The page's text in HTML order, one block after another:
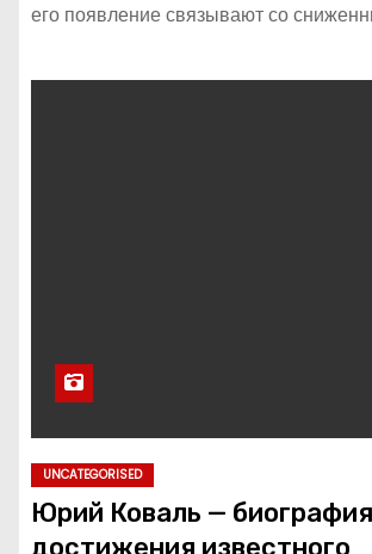
его появление связывают со
UNCATEGORISED
Юрий Коваль —
достижения известного